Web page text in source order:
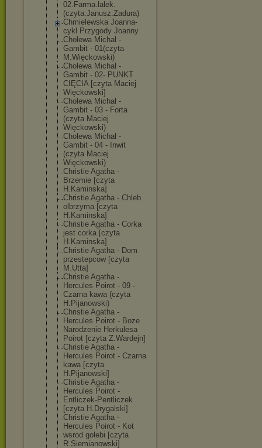
02.Farma.lalek.
(czyta.Janusz.Zadura)
Chmielewska Joanna-
cykl Przygody Joanny
Cholewa Michał -
Gambit - 01(czyta
M.Więckowski)
Cholewa Michał -
Gambit - 02- PUNKT
CIĘCIA [czyta Maciej
Więckowski]
Cholewa Michał -
Gambit - 03 - Forta
(czyta Maciej
Więckowski)
Cholewa Michał -
Gambit - 04 - Inwit
(czyta Maciej
Więckowski)
Christie Agatha -
Brzemie [czyta
H.Kaminska]
Christie Agatha - Chleb
olbrzyma [czyta
H.Kaminska]
Christie Agatha - Corka
jest corka [czyta
H.Kaminska]
Christie Agatha - Dom
przestepcow [czyta
M.Utta]
Christie Agatha -
Hercules Poirot - 09 -
Czarna kawa (czyta
H.Pijanowski)
Christie Agatha -
Hercules Poirot - Boze
Narodzenie Herkulesa
Poirot [czyta Z.Wardejn]
Christie Agatha -
Hercules Poirot - Czarna
kawa [czyta
H.Pijanowski]
Christie Agatha -
Hercules Poirot -
Entliczek-Pent liczek
[czyta H.Drygalski]
Christie Agatha -
Hercules Poirot - Kot
wsrod golebi [czyta
R.Siemianowski]